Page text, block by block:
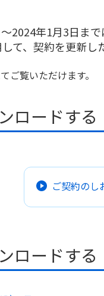
～2024年1月3日ま
て、契約を更新し
ご覧いただけます。
ロードする
ご契約のし
ロードする